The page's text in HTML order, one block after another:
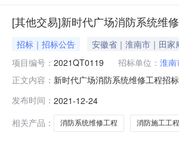
[其他交易]新时代广场消防系统维
招标｜招标公告
安徽省｜淮南市｜田家
项目编号： 2021QT0119 招标单位： 淮南
正文内容： 新时代广场消防系统维修工程招
金7、项目出资比例：100%8、
2021QT01193、标段划分：共一
发布时间： 2021-12-24
相关产品：
消防系统维修工程 消防施工工程